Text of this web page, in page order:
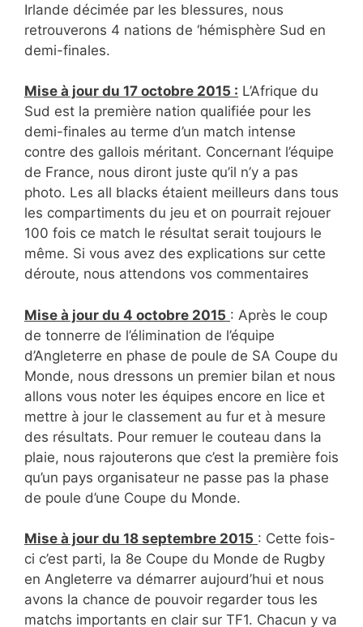
Irlande décimée par les blessures, nous
retrouverons 4 nations de ‘hémisphère Sud en
demi-finales.
Mise à jour du 17 octobre 2015 : L’Afrique du
Sud est la première nation qualifiée pour les
demi-finales au terme d’un match intense
contre des gallois méritant. Concernant l’équipe
de France, nous diront juste qu’il n’y a pas
photo. Les all blacks étaient meilleurs dans tous
les compartiments du jeu et on pourrait rejouer
100 fois ce match le résultat serait toujours le
même. Si vous avez des explications sur cette
déroute, nous attendons vos commentaires
Mise à jour du 4 octobre 2015 : Après le coup
de tonnerre de l’élimination de l’équipe
d’Angleterre en phase de poule de SA Coupe du
Monde, nous dressons un premier bilan et nous
allons vous noter les équipes encore en lice et
mettre à jour le classement au fur et à mesure
des résultats. Pour remuer le couteau dans la
plaie, nous rajouterons que c’est la première fois
qu’un pays organisateur ne passe pas la phase
de poule d’une Coupe du Monde.
Mise à jour du 18 septembre 2015 : Cette fois-
ci c’est parti, la 8e Coupe du Monde de Rugby
en Angleterre va démarrer aujourd’hui et nous
avons la chance de pouvoir regarder tous les
matchs importants en clair sur TF1. Chacun y va